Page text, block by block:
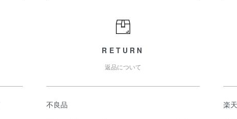
RETURN
返品について
不良品
楽